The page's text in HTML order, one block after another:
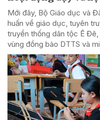
Mới đây, Bộ Giáo dục và
huấn về giáo dục, tuyên
truyền thống dân tộc Ê
vùng đồng bào DTTS và